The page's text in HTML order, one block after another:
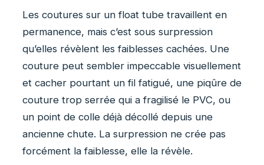
Les coutures sur un float tube travaillent en
permanence, mais c’est sous surpression
qu’elles révèlent les faiblesses cachées. Une
couture peut sembler impeccable visuellement
et cacher pourtant un fil fatigué, une piqûre de
couture trop serrée qui a fragilisé le PVC, ou
un point de colle déjà décollé depuis une
ancienne chute. La surpression ne crée pas
forcément la faiblesse, elle la révèle.